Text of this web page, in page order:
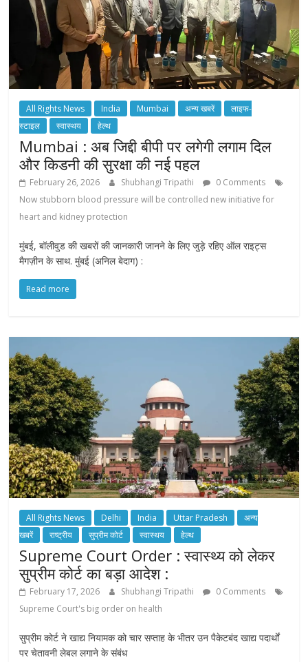
All Rights News India Mumbai अन्य खबरें
लाइफ-
स्टाइल
स्वास्थय हेल्थ
Mumbai : अब जिद्दी बीपी पर लगेगी लगाम दिल
और किडनी की सुरक्षा की नई पहल
February 26, 2026 Shubhangi Tripathi
0 Comments
Now stubborn blood pressure will be controlled new initiative for
heart and kidney protection
मुंबई, बॉलीवुड की खबरों की जानकारी जानने के लिए जुड़े रहिए ऑल राइट्स
मैगज़ीन के साथ. मुंबई (अनिल बेदाग) :
Read more
All Rights News Delhi India Uttar Pradesh
अन्य
खबरें
राष्ट्रीय सुप्रीम कोर्ट स्वास्थय हेल्थ
Supreme Court Order : स्वास्थ्य को लेकर
सुप्रीम कोर्ट का बड़ा आदेश :
February 17, 2026 Shubhangi Tripathi
0 Comments
Supreme Court's big order on health
सुप्रीम कोर्ट ने खाद्य नियामक को चार सप्ताह के भीतर उन पैकेटबंद खाद्य पदार्थों
पर चेतावनी लेबल लगाने के संबंध